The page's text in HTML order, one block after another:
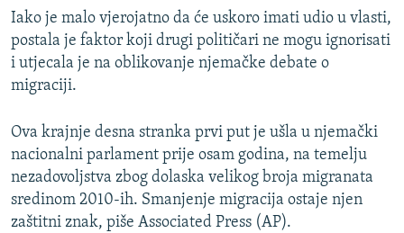
NASTANAK I RASPAD JUGOSLAVIJE
Iako je malo vjerojatno da će uskoro imati udio u vlasti,
postala je faktor koji drugi političari ne mogu ignorisati
i utjecala je na oblikovanje njemačke debate o
migraciji.
Ova krajnje desna stranka prvi put je ušla u njemački
nacionalni parlament prije osam godina, na temelju
nezadovoljstva zbog dolaska velikog broja migranata
sredinom 2010-ih. Smanjenje migracija ostaje njen
zaštitni znak, piše Associated Press (AP).